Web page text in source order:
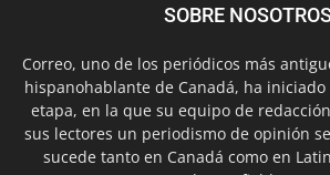
SOBRE
Correo, uno de los periódicos más
hispanohablante de Canadá, ha iniciado
etapa, en la que su equipo de
sus lectores un periodismo de opinión
sucede tanto en Canadá como en